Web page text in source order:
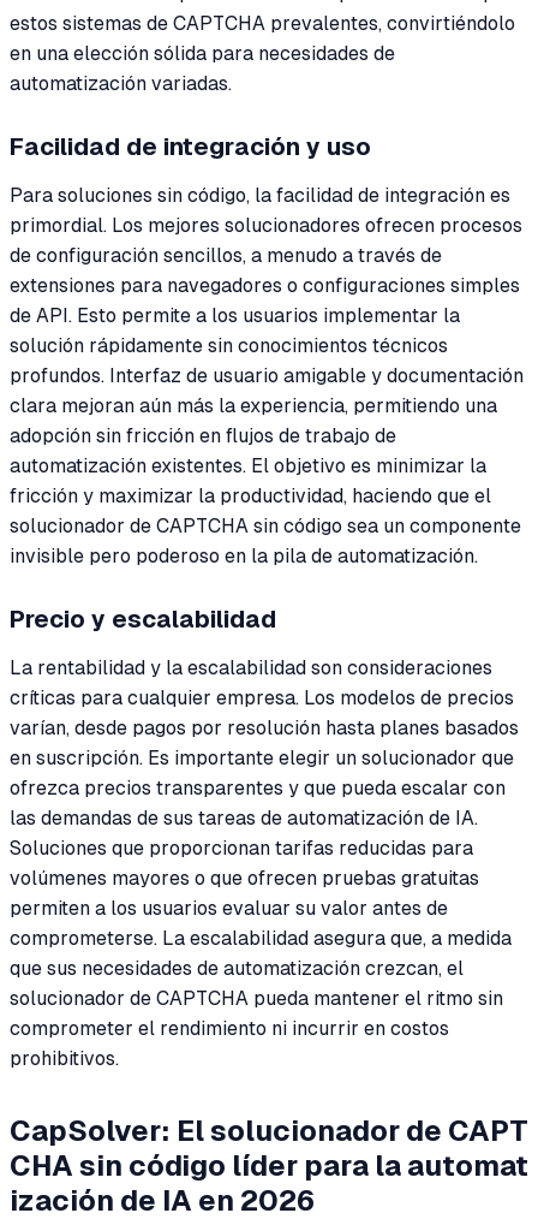
estos sistemas de CAPTCHA prevalentes, convirtiéndolo
en una elección sólida para necesidades de
automatización variadas.
Facilidad de integración y uso
Para soluciones sin código, la facilidad de integración es
primordial. Los mejores solucionadores ofrecen procesos
de configuración sencillos, a menudo a través de
extensiones para navegadores o configuraciones simples
de API. Esto permite a los usuarios implementar la
solución rápidamente sin conocimientos técnicos
profundos. Interfaz de usuario amigable y documentación
clara mejoran aún más la experiencia, permitiendo una
adopción sin fricción en flujos de trabajo de
automatización existentes. El objetivo es minimizar la
fricción y maximizar la productividad, haciendo que el
solucionador de CAPTCHA sin código sea un componente
invisible pero poderoso en la pila de automatización.
Precio y escalabilidad
La rentabilidad y la escalabilidad son consideraciones
críticas para cualquier empresa. Los modelos de precios
varían, desde pagos por resolución hasta planes basados
en suscripción. Es importante elegir un solucionador que
ofrezca precios transparentes y que pueda escalar con
las demandas de sus tareas de automatización de IA.
Soluciones que proporcionan tarifas reducidas para
volúmenes mayores o que ofrecen pruebas gratuitas
permiten a los usuarios evaluar su valor antes de
comprometerse. La escalabilidad asegura que, a medida
que sus necesidades de automatización crezcan, el
solucionador de CAPTCHA pueda mantener el ritmo sin
comprometer el rendimiento ni incurrir en costos
prohibitivos.
CapSolver: El solucionador de CAPT
CHA sin código líder para la automat
ización de IA en 2026